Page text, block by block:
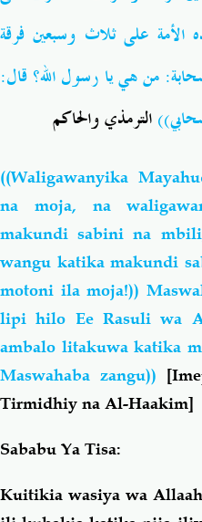
الأمة على ثلاث وسبعين فرقة
من هي يا رسول الله؟ قال:
الترمذي والحاكم
((Waligawanyika
na moja, na
makundi sabini na
wangu katika makundi
motoni ila moja!))
lipi hilo Ee Rasuli wa
ambalo litakuwa katika
Maswahaba zangu))
Tirmidhiy na Al-Haakim]
Sababu Ya Tisa:
Kuitikia wasiya wa Allaah